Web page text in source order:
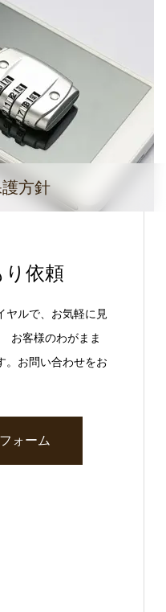
方針
り依頼
ヤルで、お気軽に見
お客様のわがまま
。お問い合わせをお
ォーム